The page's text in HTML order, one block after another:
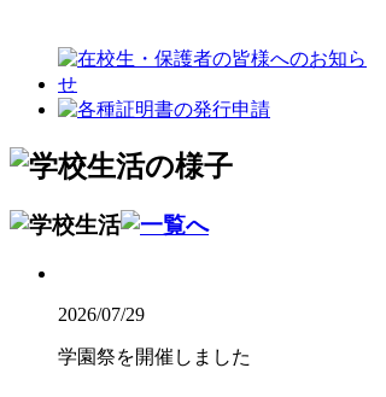
2026/07/29
学園祭を開催しました